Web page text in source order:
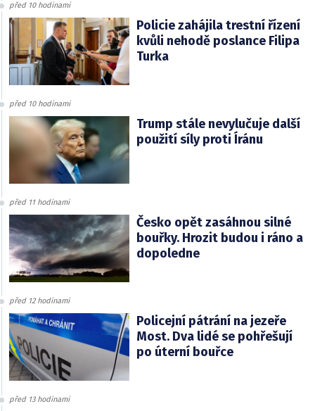
před 10 hodinami
Policie zahájila trestní řízení
kvůli nehodě poslance Filipa
Turka
před 10 hodinami
Trump stále nevylučuje další
použití síly proti Íránu
před 11 hodinami
Česko opět zasáhnou silné
bouřky. Hrozit budou i ráno a
dopoledne
před 12 hodinami
Policejní pátrání na jezeře
Most. Dva lidé se pohřešují
po úterní bouřce
před 13 hodinami